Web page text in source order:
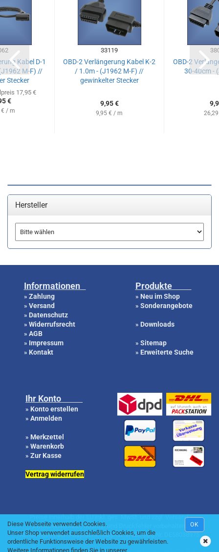
Diese Webseite verwendet Cookies.
Unser Shop verwendet ausschleßlich Cookies, um die
ordentliche Funktionsweise der Website zu gewährleisten.
Weitere Informationen finden Sie in unserer
OK
Kabel D-1
M-F) //
Stecker
17,95 €
€
€ / m
33119
OBD-2 Verlängerung Kabel K-2
/ 1.0m - (J1962 M-F) //
gewinkelter Stecker
9,95 €
9,95 € / m
OBD-2
30-40cm -
Hersteller
Informationen
» Zahlung
» Versand
» Datenschutz
» Widerrufsrecht
» AGB
» Impressum
» Kontakt
Produkte
» Neu im Shop
» Sonderangebote
» Downloads
» Sitemap
» Erweiterte Suche
Ihr Konto
» Konto erstellen
» Anmelden
» Merkzettel
» Warenkorb
» Zur Kasse
Vertrag widerrufen
Preise innerhalb der EU inkl. ges. MwSt. und zzgl. Versand.
Zwischenverkauf, Irrtümer und Druckfehler vorbehalten.
Abholungen nach Absprache möglich. WEEE-Reg.Nr. DE58038975